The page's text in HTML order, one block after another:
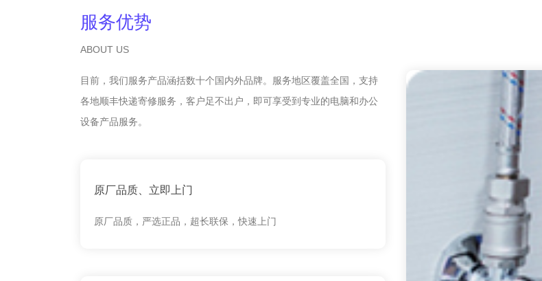
服务优势
ABOUT US
目前，我们服务产品涵括数十个国内外品牌。服务地区覆盖全国，支持
各地顺丰快递寄修服务，客户足不出户，即可享受到专业的电脑和办公
设备产品服务。
原厂品质、立即上门
原厂品质，严选正品，超长联保，快速上门